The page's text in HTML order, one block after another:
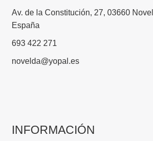
Av. de la Constitución, 27, 03660
España
693 422 271
novelda@yopal.es
INFORMACIÓN